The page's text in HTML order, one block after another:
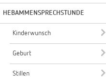
HEBAMMENSPRECHSTUNDE
Kinderwunsch
Geburt
Stillen